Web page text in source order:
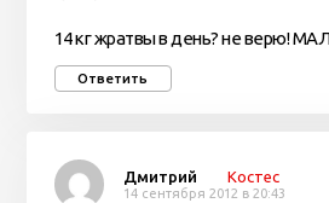
14 кг жратвы в день? не верю!
Ответить
Дмитрий Костес
14 сентября 2012 в 20:43